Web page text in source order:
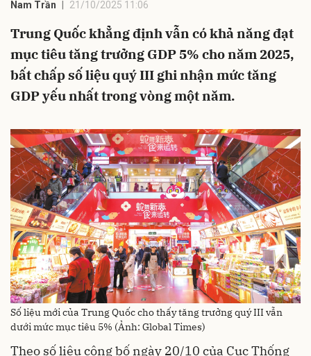
Nam Trần 21/10/2025 11:06
Trung Quốc khẳng định vẫn có khả năng đạt
mục tiêu tăng trưởng GDP 5% cho năm 2025,
bất chấp số liệu quý III ghi nhận mức tăng
GDP yếu nhất trong vòng một năm.
Số liệu mới của Trung Quốc cho thấy tăng trưởng quý III vẫn
dưới mức mục tiêu 5% (Ảnh: Global Times)
Theo số liệu công bố ngày 20/10 của Cục Thống
Hủy